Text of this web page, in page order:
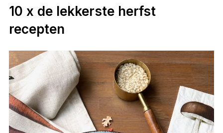
10 x de lekkerste herfst
recepten